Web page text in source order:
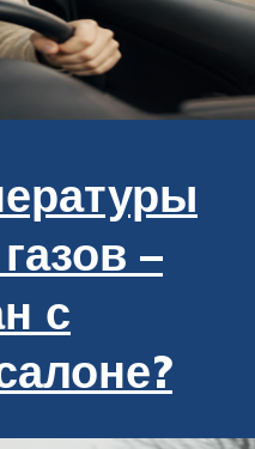
–
с